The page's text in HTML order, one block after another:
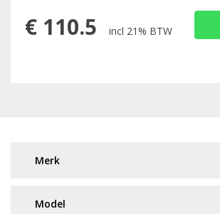
€ 110.5 incl 21% BTW